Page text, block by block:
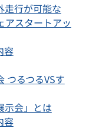
走行が可能な
アスタートアッ
容
つるつるVSす
示会」とは
容